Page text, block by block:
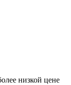
низкой цене